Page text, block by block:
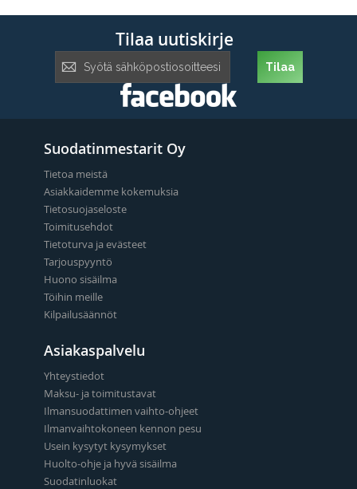
Tilaa uutiskirje
uutiskirje:
Tilaa
Suodatinmestarit Oy
Tietoa meistä
Asiakkaidemme kokemuksia
Tietosuojaseloste
Toimitusehdot
Tietoturva ja evästeet
Tarjouspyyntö
Huono sisäilma
Töihin meille
Kilpailusäännöt
Asiakaspalvelu
Yhteystiedot
Maksu- ja toimitustavat
Ilmansuodattimen vaihto-ohjeet
Ilmanvaihtokoneen kennon pesu
Usein kysytyt kysymykset
Huolto-ohje ja hyvä sisäilma
Suodatinluokat